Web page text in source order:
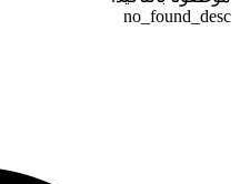
no_found_desc